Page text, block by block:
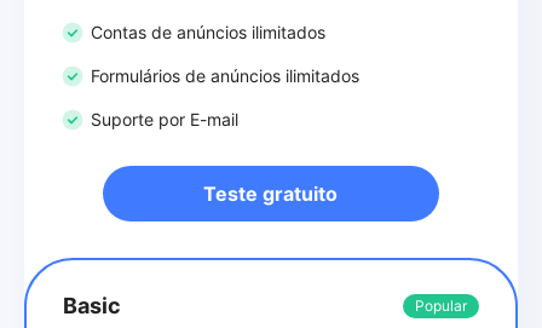
Contas de anúncios ilimitados
Formulários de anúncios ilimitados
Suporte por E-mail
Teste gratuito
Basic Popular